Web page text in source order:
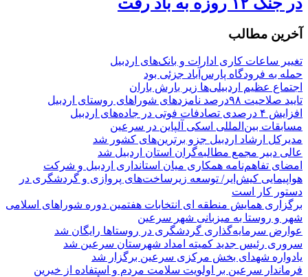
آخرین مطالب
تغییر ساعات کاری ادارات و بانک‌های اردبیل
حمله به فرودگاه پارس‌‌آباد جزئی بود
اجتماع عظیم اردبیلی‌ها زیر بارش باران
تایید صلاحیت ۹۸درصد نامزدهای شوراهای روستای اردبیل
افزایش ۴ درصدی تصادفات فوتی در جاده‌های اردبیل
مسابقات بین‌المللی اسکی آلپاین در سرعین
مدیرکل ارشاد اردبیل جزو برترین‌های کشور شد
عالی دبیر مجمع مطالبه‌گران استان اردبیل شد
امضای تفاهم‌نامه همکاری میان استانداری اردبیل و شرکت
هواپیمایی کیش‌ایر/ توسعه زیرساخت‌های پروازی و گردشگری در
دستور کار است
برگزاری همایش منطقه ای انتخابات هفتمین دوره شوراهای اسلامی
شهر و روستا به میزبانی شهر سرعین
عوارض سرمایه‌گذاری گردشگری در روستاها رایگان شد
سروری رئیس جدید کمیته امداد شهرستان سرعین شد
یادواره شهدای بخش مرکزی سرعین برگزار شد
فرماندار سرعین بر اولویت سلامت مردم و استفاده از خیرین